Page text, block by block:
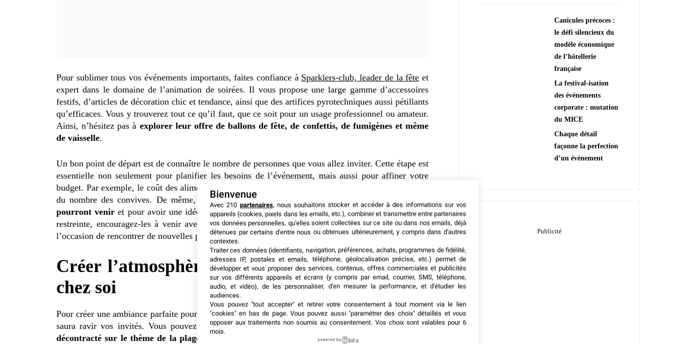
Pour sublimer tous vos événements importants, faites confiance à Sparklers-club, leader de la fête et
expert dans le domaine de l’animation de soirées. Il vous propose une large gamme d’accessoires
festifs, d’articles de décoration chic et tendance, ainsi que des artifices pyrotechniques aussi pétillants
qu’efficaces. Vous y trouverez tout ce qu’il faut, que ce soit pour un usage professionnel ou amateur.
Ainsi, n’hésitez pas à explorer leur offre de ballons de fête, de confettis, de fumigènes et même
de vaisselle.
Un bon point de départ est de connaître le nombre de personnes que vous allez inviter. Cette étape est
essentielle non seulement pour planifier les besoins de l’événement, mais aussi pour affiner votre
budget. Par exemple, le coût des aliments et des breuvages peut varier considérablement en fonction
du nombre des convives. De même, n’oubliez pas de
les prévenir à l’avance pour savoir s’ils
pourront veniret pour avoir une idée précise de leur disponibilité. Si vous avez une liste d’invités
restreinte, encouragez-les à venir avec un ami. Ainsi, la soirée sera plus conviviale et vous aurez
l’occasion de rencontrer de nouvelles personnes.
Créer l’atmosphère idéale pour une fête privée
chez soi
Pour créer une ambiance parfaite pour une fête privée chez soi, commencez par choisir un thème qui
saura ravir vos invités. Vous pouvez notamment opter pour une soirée vintage,
un événement
décontracté sur le thème de la plage ou une célébration élégante et sophistiquée
???? Explorer les animations
Canicules précoces :
le défi silencieux du
modèle économique
de l’hôtellerie
française
La festival-isation
des événements
corporate : mutation
du MICE
Chaque détail
façonne la perfection
d’un évènement
Bienvenue
Avec 210 partenaires, nous souhaitons stocker et accéder à des informations sur vos
appareils (cookies, pixels dans les emails, etc.), combiner et transmettre entre partenaires
vos données personnelles, qu'elles soient collectées sur ce site ou dans nos emails, déjà
détenues par certains d'entre nous ou obtenues ultérieurement, y compris dans d'autres
contextes.
Traiter ces données (identifiants, navigation, préférences, achats, programmes de fidélité,
adresses IP, postales et emails, téléphone, géolocalisation précise, etc.) permet de
développer et vous proposer des services, contenus, offres commerciales et publicités
sur vos différents appareils et écrans (y compris par email, courrier, SMS, téléphone,
audio, et vidéo), de les personnaliser, d'en mesurer la performance, et d'étudier les
audiences.
Vous pouvez "tout accepter" et retirer votre consentement à tout moment via le lien
"cookies" en bas de page. Vous pouvez aussi "paramétrer des choix" détaillés et vous
opposer aux traitements non soumis au consentement. Vos choix sont valables pour 6
mois.
powered by